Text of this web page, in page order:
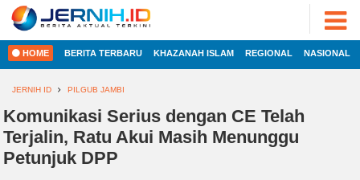
HOME
REGIONAL
ADVERTORIAL
FOTO
VIDEO
PESONA
JAMBI
PESONA
INDONESIA
2022
JERNIH.ID
•
Developed
HOME BERITA TERBARU KHAZANAH ISLAM REGIONAL NASIONAL
JERNIH ID PILGUB JAMBI
Komunikasi Serius dengan CE Telah
Terjalin, Ratu Akui Masih Menunggu
Petunjuk DPP